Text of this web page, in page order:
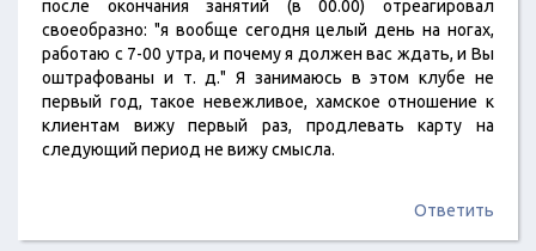
после окончания занятий (в 00.00) отреагировал
своеобразно: "я вообще сегодня целый день на ногах,
работаю с 7-00 утра, и почему я должен вас ждать, и Вы
оштрафованы и т. д." Я занимаюсь в этом клубе не
первый год, такое невежливое, хамское отношение к
клиентам вижу первый раз, продлевать карту на
следующий период не вижу смысла.
Ответить